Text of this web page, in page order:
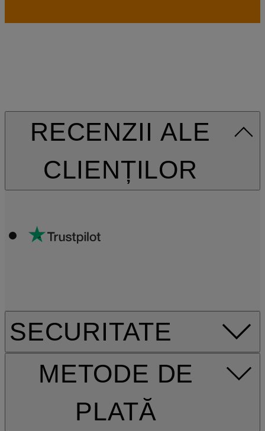
RECENZII ALE
CLIENȚILOR
SECURITATE
METODE DE
PLATĂ